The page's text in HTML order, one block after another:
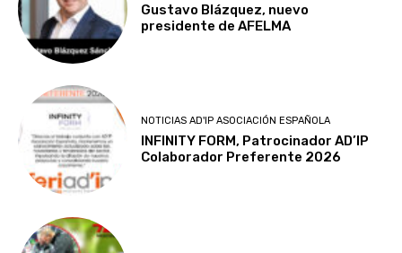
Gustavo Blázquez, nuevo
presidente de AFELMA
NOTICIAS AD'IP ASOCIACIÓN ESPAÑOLA
INFINITY FORM, Patrocinador AD’IP
Colaborador Preferente 2026